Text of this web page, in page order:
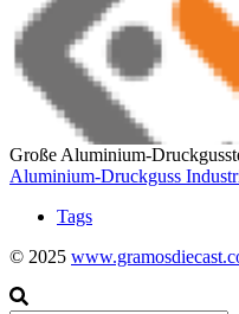
Große Aluminium-
Aluminium-Druckguss
Tags
© 2025